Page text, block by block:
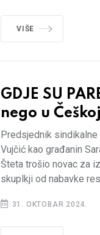
VIŠE
GDJE SU
nego u Češkoj
Predsjednik
Vujčić kao građanin
Šteta trošio novac za
skuplkji od nabavke
31. OKTOBAR 2024.